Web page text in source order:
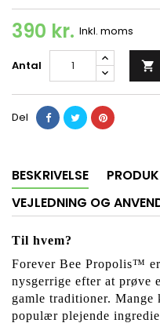
390 kr. Inkl. moms
Antal 
Del
BESKRIVELSE
VEJLEDNING OG
Til hvem?
Forever Bee Propolis™
nysgerrige efter at prøve
gamle traditioner. Mange
populær plejende